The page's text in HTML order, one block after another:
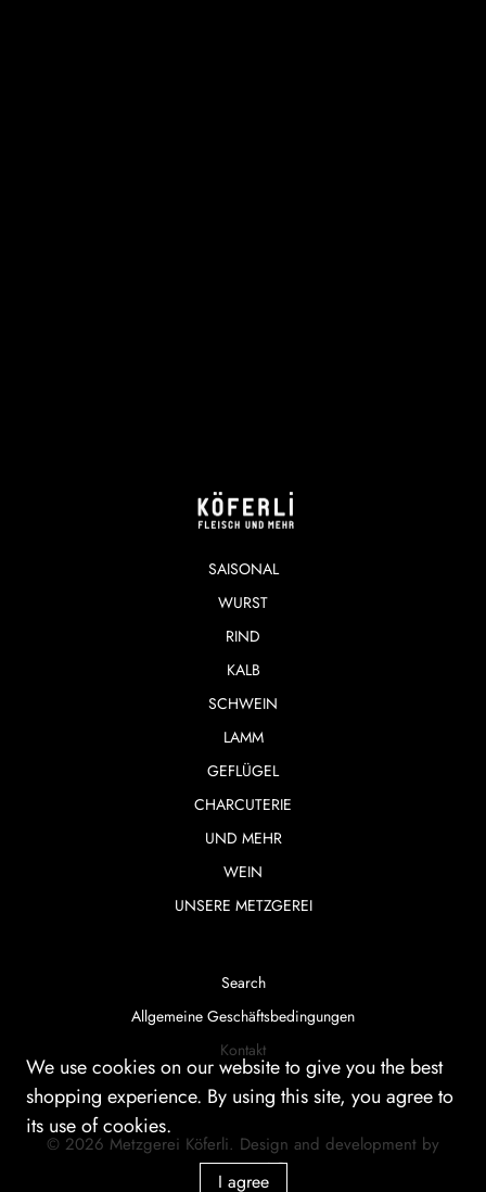
SAISONAL
WURST
RIND
KALB
SCHWEIN
LAMM
GEFLÜGEL
CHARCUTERIE
UND MEHR
WEIN
UNSERE METZGEREI
Search
Allgemeine Geschäftsbedingungen
Kontakt
© 2026 Metzgerei Köferli. Design and development by
smartera AG
We use cookies on our website to give you the best
shopping experience. By using this site, you agree to
its use of cookies.
I agree